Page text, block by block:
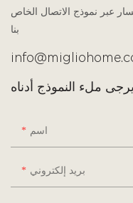
عبر نموذج الاتصال الخاص
بنا
اسم
بريد إلكتروني